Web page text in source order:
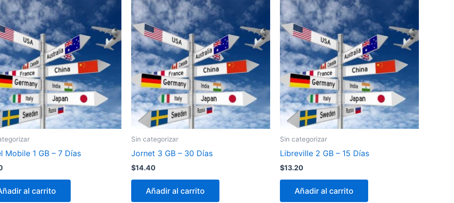
Mobile 1 GB – 7 Días
al carrito
Sin categorizar
Jornet 3 GB – 30 Días
$14.40
Añadir al carrito
Sin categorizar
Libreville 2 GB – 15 Días
$13.20
Añadir al carrito